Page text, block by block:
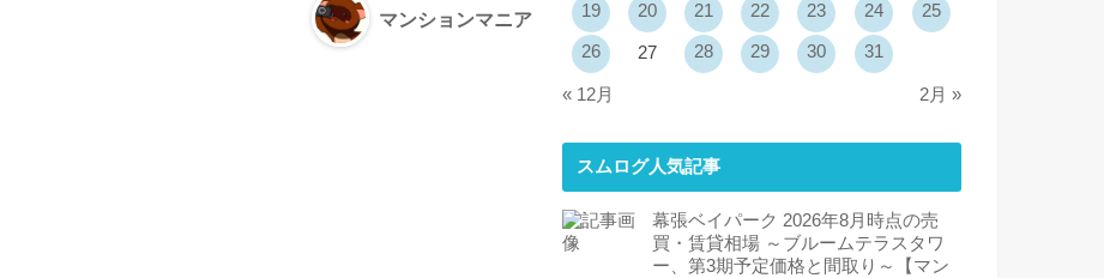
マンションマニア 19 20 21 22 23 24 25
26 27 28 29 30 31
« 12月 2月 »
スムログ人気記事
幕張ベイパーク 2026年8月時点の売
買・賃貸相場 ～ブルームテラスタワ
ー、第3期予定価格と間取り～【マン